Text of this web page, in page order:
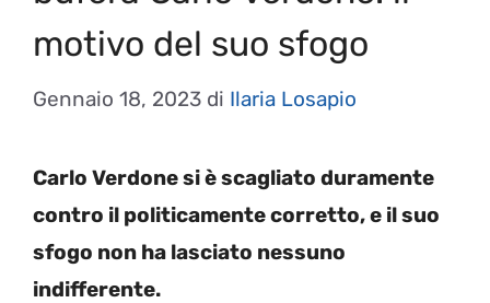
motivo del suo sfogo
Gennaio 18, 2023 di Ilaria Losapio
Carlo Verdone si è scagliato duramente
contro il politicamente corretto, e il suo
sfogo non ha lasciato nessuno
indifferente.